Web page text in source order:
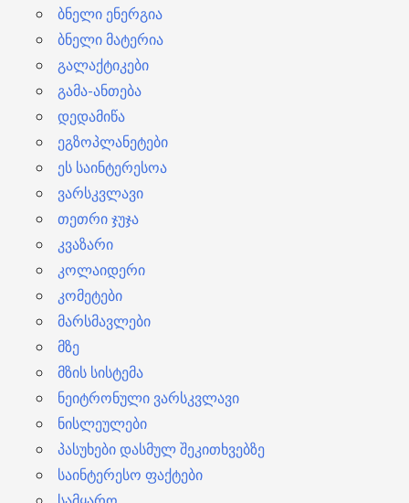
ბნელი ენერგია
ბნელი მატერია
გალაქტიკები
გამა-ანთება
დედამიწა
ეგზოპლანეტები
ეს საინტერესოა
ვარსკვლავი
თეთრი ჯუჯა
კვაზარი
კოლაიდერი
კომეტები
მარსმავლები
მზე
მზის სისტემა
ნეიტრონული ვარსკვლავი
ნისლეულები
პასუხები დასმულ შეკითხვებზე
საინტერესო ფაქტები